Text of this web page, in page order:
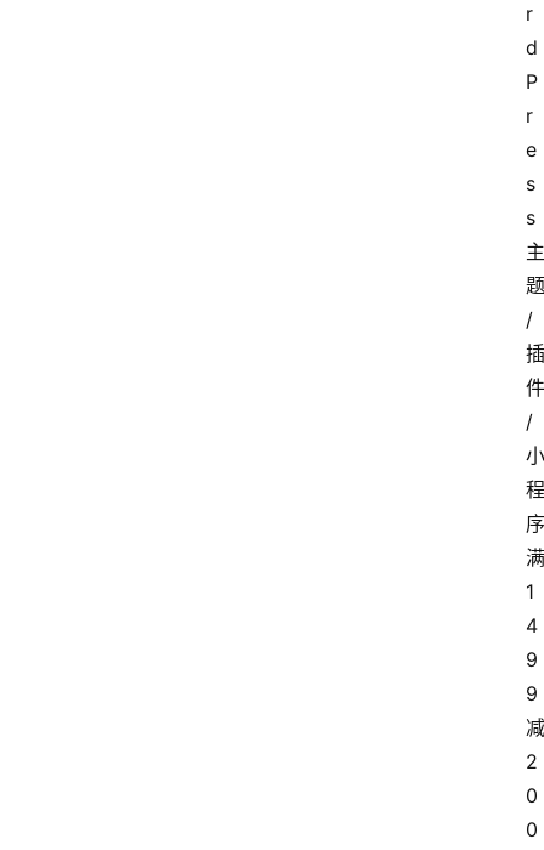
r
d
P
r
e
s
s
主
题
/
插
件
/
小
程
序
满
1
4
9
9
减
2
0
0